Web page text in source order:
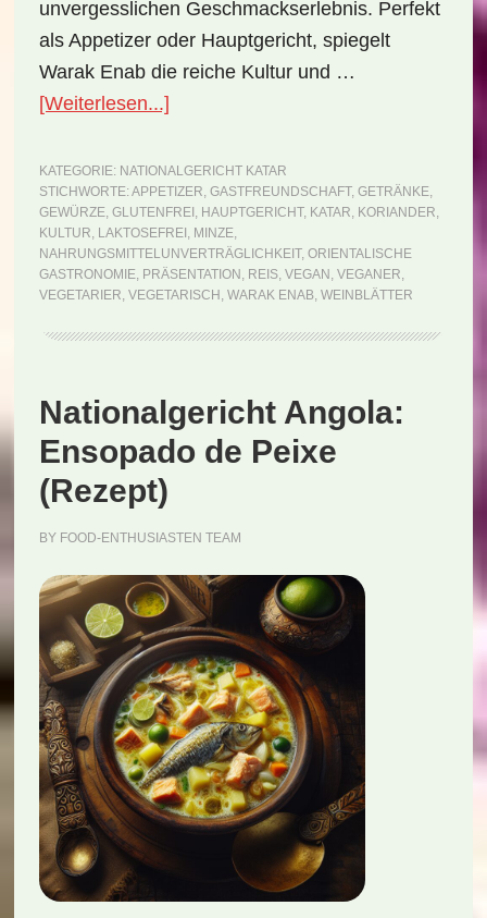
unvergesslichen Geschmackserlebnis. Perfekt
als Appetizer oder Hauptgericht, spiegelt
Warak Enab die reiche Kultur und …
[Weiterlesen...]ÜberNationalgericht
Warak
Enab
(Rezept)
KATEGORIE: NATIONALGERICHT KATAR
STICHWORTE: APPETIZER, GASTFREUNDSCHAFT, GETRÄNKE,
GEWÜRZE, GLUTENFREI , HAUPTGERICHT, KATAR, KORIANDER,
KULTUR, LAKTOSEFREI , MINZE,
NAHRUNGSMITTELUNVERTRÄGLICHKEIT, ORIENTALISCHE
GASTRONOMIE, PRÄSENTATION , REIS, VEGAN , VEGANER,
VEGETARIER, VEGETARISCH , WARAK ENAB, WEINBLÄTTER
Nationalgericht Angola:
Ensopado de Peixe
(Rezept)
BY FOOD-ENTHUSIASTEN TEAM